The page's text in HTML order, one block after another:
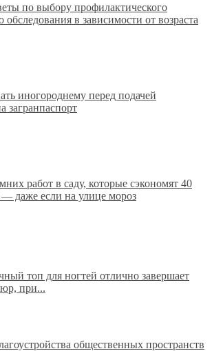
по выбору профилактического
обследования в зависимости от возраста
иногороднему перед подачей
загранпаспорт
работ в саду, которые сэкономят 40
— даже если на улице мороз
топ для ногтей отлично завершает
при...
общественных пространств